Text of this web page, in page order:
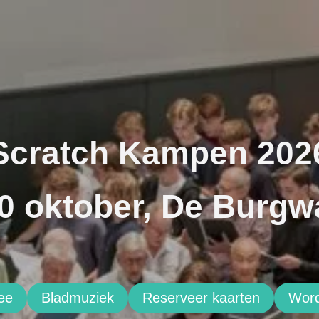
Kampen
oktober, De
Bladmuziek Reserveer kaarten